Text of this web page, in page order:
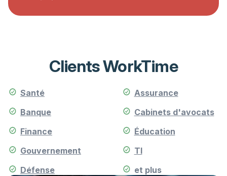
Clients WorkTime
Santé
Banque
Finance
Gouvernement
Défense
Assurance
Cabinets d'avocats
Éducation
TI
et plus